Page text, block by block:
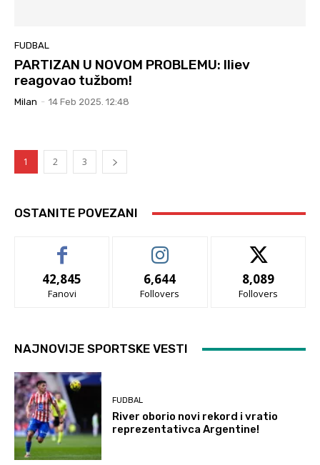
FUDBAL
PARTIZAN U NOVOM PROBLEMU: Iliev
reagovao tužbom!
Milan - 14 Feb 2025. 12:48
1 2 3
OSTANITE POVEZANI
42,845
Fanovi
6,644
Follovers
8,089
Follovers
NAJNOVIJE SPORTSKE VESTI
FUDBAL
River oborio novi rekord i vratio
reprezentativca Argentine!